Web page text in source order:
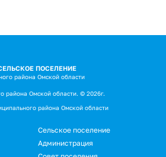
ПОСЕЛЕНИЕ
района Омской области
района Омской области. © 2026г.
района Омской области
Сельское поселение
Администрация